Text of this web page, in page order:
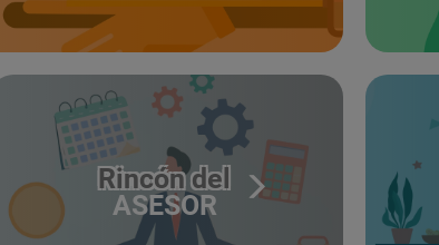
Rincón del
ASESOR